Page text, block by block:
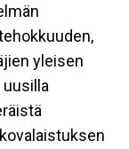
yleisen